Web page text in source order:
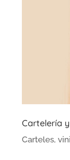
Cartelería
Carteles,